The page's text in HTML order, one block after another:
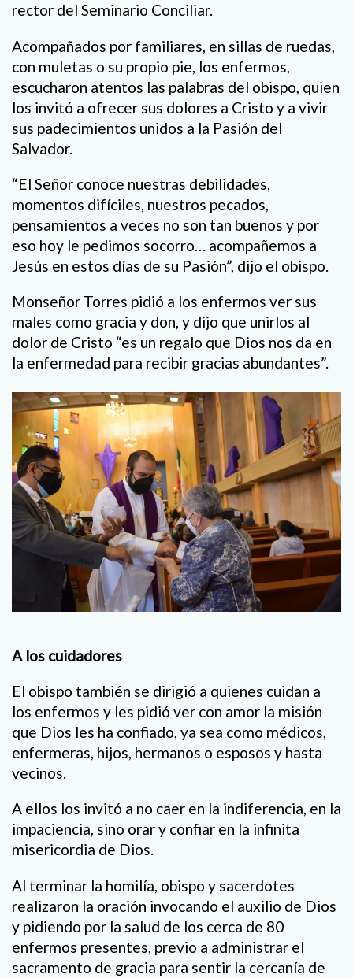
rector del Seminario Conciliar.
Acompañados por familiares, en sillas de ruedas,
con muletas o su propio pie, los enfermos,
escucharon atentos las palabras del obispo, quien
los invitó a ofrecer sus dolores a Cristo y a vivir
sus padecimientos unidos a la Pasión del
Salvador.
“El Señor conoce nuestras debilidades,
momentos difíciles, nuestros pecados,
pensamientos a veces no son tan buenos y por
eso hoy le pedimos socorro… acompañemos a
Jesús en estos días de su Pasión”, dijo el obispo.
Monseñor Torres pidió a los enfermos ver sus
males como gracia y don, y dijo que unirlos al
dolor de Cristo “es un regalo que Dios nos da en
la enfermedad para recibir gracias abundantes”.
A los cuidadores
El obispo también se dirigió a quienes cuidan a
los enfermos y les pidió ver con amor la misión
que Dios les ha confiado, ya sea como médicos,
enfermeras, hijos, hermanos o esposos y hasta
vecinos.
A ellos los invitó a no caer en la indiferencia, en la
impaciencia, sino orar y confiar en la infinita
misericordia de Dios.
Al terminar la homilía, obispo y sacerdotes
realizaron la oración invocando el auxilio de Dios
y pidiendo por la salud de los cerca de 80
enfermos presentes, previo a administrar el
sacramento de gracia para sentir la cercanía de